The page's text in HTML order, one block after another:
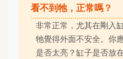
看不到牠，正常嗎？
非常正常，尤其在剛入
牠覺得外面不安全。你
是否太亮？缸子是否放